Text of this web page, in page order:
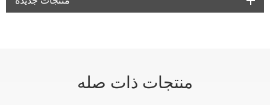
منتجات ذات صله